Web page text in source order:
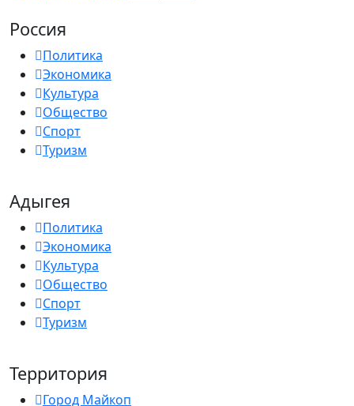
Россия
Политика
Экономика
Культура
Общество
Спорт
Туризм
Адыгея
Политика
Экономика
Культура
Общество
Спорт
Туризм
Территория
Город Майкоп